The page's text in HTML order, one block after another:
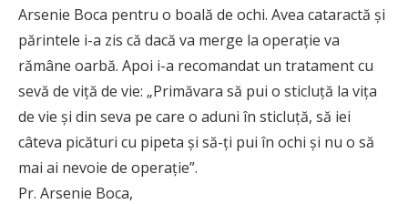
Arsenie Boca pentru o boală de ochi. Avea cataractă şi
părintele i-a zis că dacă va merge la operaţie va
rămâne oarbă. Apoi i-a recomandat un tratament cu
sevă de viţă de vie: „Primăvara să pui o sticluţă la viţa
de vie şi din seva pe care o aduni în sticluţă, să iei
câteva picături cu pipeta şi să-ţi pui în ochi şi nu o să
mai ai nevoie de operaţie”.
Pr. Arsenie Boca,